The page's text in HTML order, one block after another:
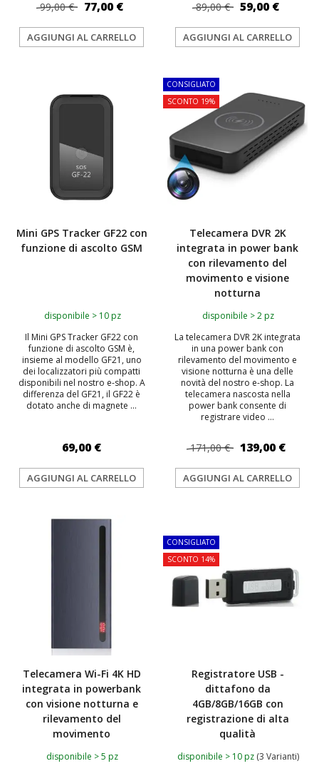
99,00 € 77,00 €
AGGIUNGI AL CARRELLO
89,00 € 59,00 €
AGGIUNGI AL CARRELLO
Mini GPS Tracker GF22 con
funzione di ascolto GSM
disponibile > 10 pz
Il Mini GPS Tracker GF22 con
funzione di ascolto GSM è,
insieme al modello GF21, uno
dei localizzatori più compatti
disponibili nel nostro e-shop. A
differenza del GF21, il GF22 è
dotato anche di magnete ...
69,00 €
AGGIUNGI AL CARRELLO
CONSIGLIATO
SCONTO 19%
Telecamera DVR 2K
integrata in power bank
con rilevamento del
movimento e visione
notturna
disponibile > 2 pz
La telecamera DVR 2K integrata
in una power bank con
rilevamento del movimento e
visione notturna è una delle
novità del nostro e-shop. La
telecamera nascosta nella
power bank consente di
registrare video ...
171,00 € 139,00 €
AGGIUNGI AL CARRELLO
Telecamera Wi-Fi 4K HD
integrata in powerbank
con visione notturna e
rilevamento del
movimento
disponibile > 5 pz
CONSIGLIATO
SCONTO 14%
Registratore USB -
dittafono da
4GB/8GB/16GB con
registrazione di alta
qualità
disponibile > 10 pz (3 Varianti)